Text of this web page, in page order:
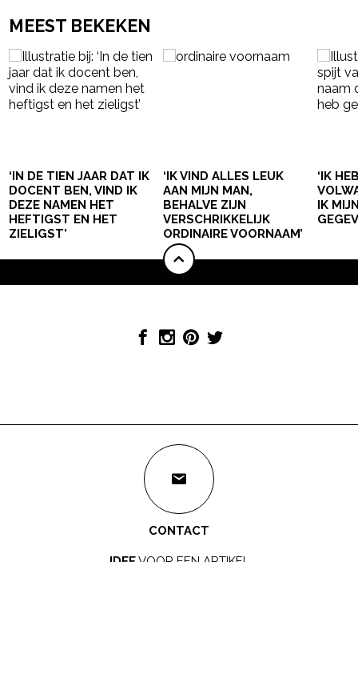
MEEST BEKEKEN
‘IN DE TIEN JAAR DAT IK
DOCENT BEN, VIND IK
DEZE NAMEN HET
HEFTIGST EN HET
ZIELIGST’
‘IK VIND ALLES LEUK
AAN MIJN MAN,
BEHALVE ZIJN
VERSCHRIKKELIJK
ORDINAIRE VOORNAAM’
‘IK
IK
CONTACT
IDEEVOOR EEN ARTIKEL